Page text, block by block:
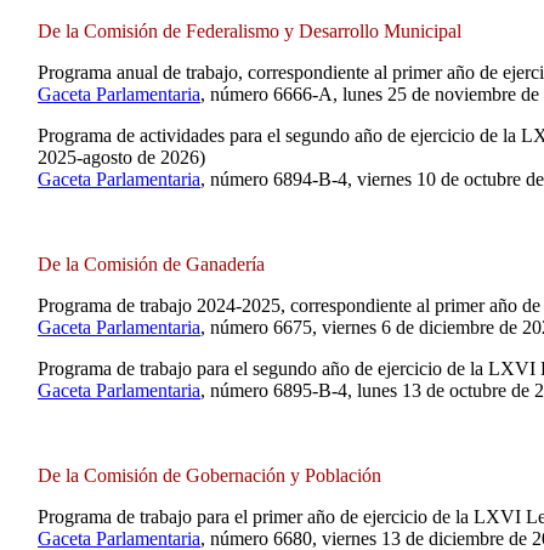
De la Comisión de Federalismo y Desarrollo Municipal
Programa anual de trabajo, correspondiente al primer año de
Gaceta Parlamentaria, número 6666-A, lunes 25 de noviembre de
Programa de actividades para el segundo año de ejercicio de la
2025-agosto de 2026)
Gaceta Parlamentaria, número 6894-B-4, viernes 10 de octubre
De la Comisión de Ganadería
Programa de trabajo 2024-2025, correspondiente al primer año
Gaceta Parlamentaria, número 6675, viernes 6 de diciembre de
Programa de trabajo para el segundo año de ejercicio de la
Gaceta Parlamentaria, número 6895-B-4, lunes 13 de octubre de
De la Comisión de Gobernación y Población
Programa de trabajo para el primer año de ejercicio de la LXVI
Gaceta Parlamentaria, número 6680, viernes 13 de diciembre de